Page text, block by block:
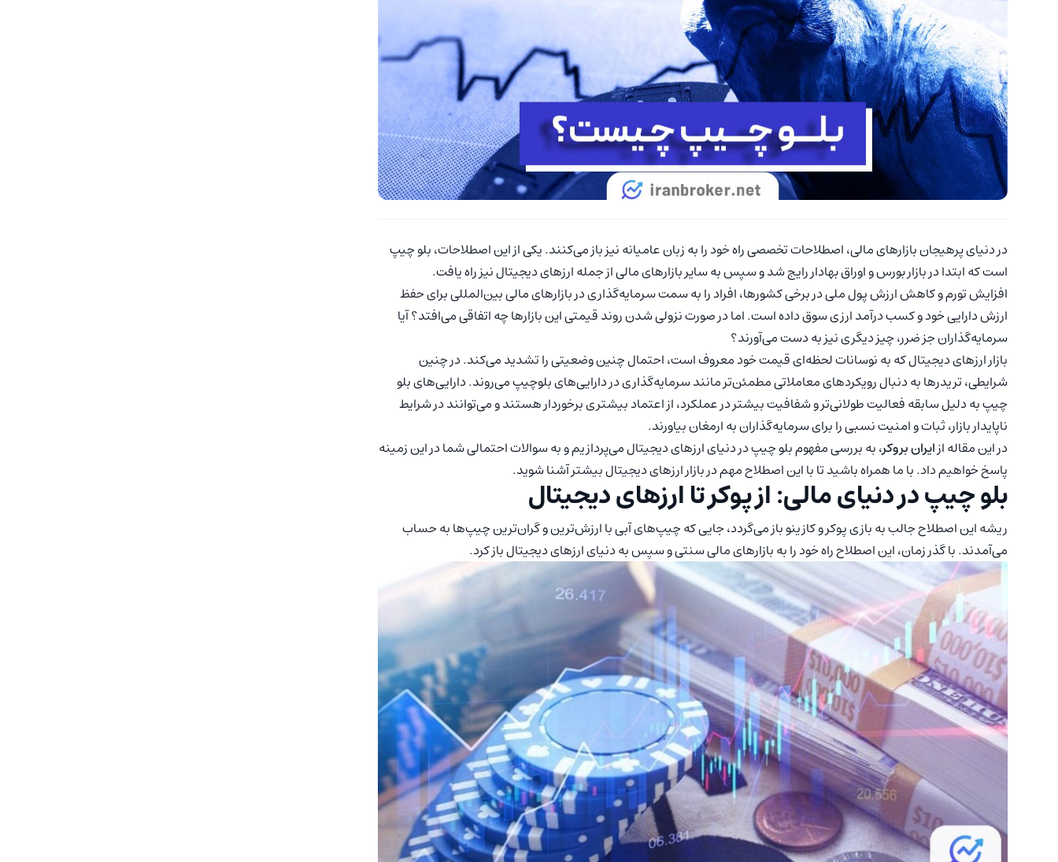
در دنیای پرهیجان بازارهای مالی، اصطلاحات تخصصی راه خود را به زبان عامیانه نیز باز می‌کنند. یکی از این اصطلاحات، بلو چیپ
است که ابتدا در بازار بورس و اوراق بهادار رایج شد و سپس به سایر بازارهای مالی از جمله ارزهای دیجیتال نیز راه یافت.
افزایش تورم و کاهش ارزش پول ملی در برخی کشورها، افراد را به سمت سرمایه‌گذاری در بازارهای مالی بین‌المللی برای حفظ
ارزش دارایی خود و کسب درآمد ارزی سوق داده است. اما در صورت نزولی شدن روند قیمتی این بازارها چه اتفاقی می‌افتد؟ آیا
سرمایه‌گذاران جز ضرر، چیز دیگری نیز به دست می‌آورند؟
بازار ارزهای دیجیتال که به نوسانات لحظه‌ای قیمت خود معروف است، احتمال چنین وضعیتی را تشدید می‌کند. در چنین
شرایطی، تریدرها به دنبال رویکردهای معاملاتی مطمئن‌تر مانند سرمایه‌گذاری در دارایی‌های بلوچیپ می‌روند. دارایی‌های بلو
چیپ به دلیل سابقه فعالیت طولانی‌تر و شفافیت بیشتر در عملکرد، از اعتماد بیشتری برخوردار هستند و می‌توانند در شرایط
ناپایدار بازار، ثبات و امنیت نسبی را برای سرمایه‌گذاران به ارمغان بیاورند.
در این مقاله ازایران بروکر، به بررسی مفهوم بلو چیپ در دنیای ارزهای دیجیتال می‌پردازیم و به سوالات احتمالی شما در این زمینه
پاسخ خواهیم داد. با ما همراه باشید تا با این اصطلاح مهم در بازار ارزهای دیجیتال بیشتر آشنا شوید.
بلو چیپ در دنیای مالی: از پوکر تا ارزهای دیجیتال
ریشه این اصطلاح جالب به بازی پوکر و کازینو باز می‌گردد، جایی که چیپ‌های آبی با ارزش‌ترین و گران‌ترین چیپ‌ها به حساب
می‌آمدند. با گذر زمان، این اصطلاح راه خود را به بازارهای مالی سنتی و سپس به دنیای ارزهای دیجیتال باز کرد.